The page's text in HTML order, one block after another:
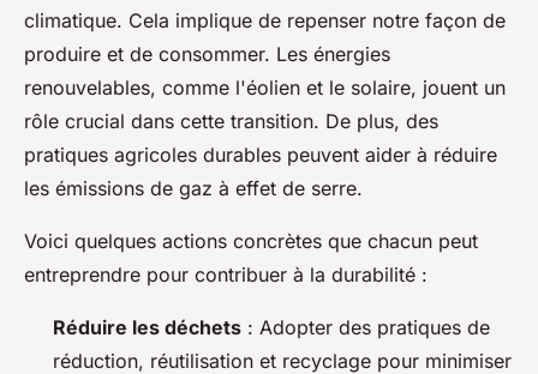
climatique. Cela implique de repenser notre façon de
produire et de consommer. Les énergies
renouvelables, comme l'éolien et le solaire, jouent un
rôle crucial dans cette transition. De plus, des
pratiques agricoles durables peuvent aider à réduire
les émissions de gaz à effet de serre.
Voici quelques actions concrètes que chacun peut
entreprendre pour contribuer à la durabilité :
Réduire les déchets : Adopter des pratiques de
réduction, réutilisation et recyclage pour minimiser